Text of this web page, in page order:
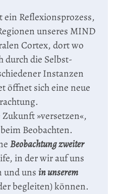
Reflexionsprozess,
unseres MIND
Cortex, dort wo
durch die Selbst-
Instanzen
öffnet sich eine neue
»versetzen«,
Beobachten.
Beobachtung zweiter
in der wir auf uns
und unsin unserem
begleiten) können.